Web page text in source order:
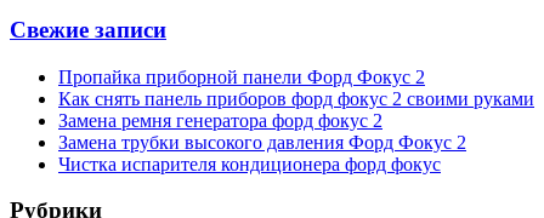
Свежие записи
Пропайка приборной панели Форд Фокус 2
Как снять панель приборов форд фокус 2 своими руками
Замена ремня генератора форд фокус 2
Замена трубки высокого давления Форд Фокус 2
Чистка испарителя кондиционера форд фокус
Рубрики